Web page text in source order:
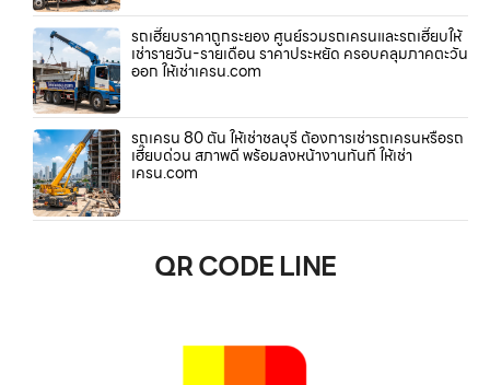
รถเฮี๊ยบราคาถูกระยอง ศูนย์รวมรถเครนและรถเฮี๊ยบให้
เช่ารายวัน-รายเดือน ราคาประหยัด ครอบคลุมภาคตะวัน
ออก ให้เช่าเครน.com
รถเครน 80 ตัน ให้เช่าชลบุรี ต้องการเช่ารถเครนหรือรถ
เฮี๊ยบด่วน สภาพดี พร้อมลงหน้างานทันที ให้เช่า
เครน.com
QR CODE LINE